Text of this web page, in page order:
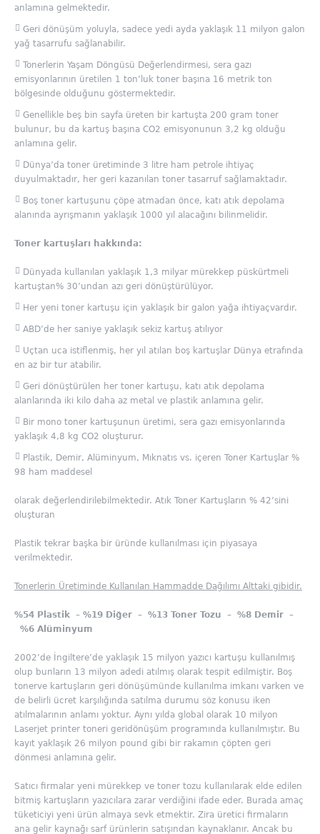
anlamına gelmektedir.
Geri dönüşüm yoluyla, sadece yedi ayda yaklaşık 11 milyon galon
yağ tasarrufu sağlanabilir.
Tonerlerin Yaşam Döngüsü Değerlendirmesi, sera gazı
emisyonlarının üretilen 1 ton’luk toner başına 16 metrik ton
bölgesinde olduğunu göstermektedir.
Genellikle beş bin sayfa üreten bir kartuşta 200 gram toner
bulunur, bu da kartuş başına CO2 emisyonunun 3,2 kg olduğu
anlamına gelir.
Dünya’da toner üretiminde 3 litre ham petrole ihtiyaç
duyulmaktadır, her geri kazanılan toner tasarruf sağlamaktadır.
Boş toner kartuşunu çöpe atmadan önce, katı atık depolama
alanında ayrışmanın yaklaşık 1000 yıl alacağını bilinmelidir.
Toner kartuşları hakkında:
Dünyada kullanılan yaklaşık 1,3 milyar mürekkep püskürtmeli
kartuştan% 30’undan azı geri dönüştürülüyor.
Her yeni toner kartuşu için yaklaşık bir galon yağa ihtiyaçvardır.
ABD’de her saniye yaklaşık sekiz kartuş atılıyor
Uçtan uca istiflenmiş, her yıl atılan boş kartuşlar Dünya etrafında
en az bir tur atabilir.
Geri dönüştürülen her toner kartuşu, katı atık depolama
alanlarında iki kilo daha az metal ve plastik anlamına gelir.
Bir mono toner kartuşunun üretimi, sera gazı emisyonlarında
yaklaşık 4,8 kg CO2 oluşturur.
Plastik, Demir, Alüminyum, Mıknatıs vs. içeren Toner Kartuşlar %
98 ham maddesel
olarak değerlendirilebilmektedir. Atık Toner Kartuşların % 42’sini
oluşturan
Plastik tekrar başka bir üründe kullanılması için piyasaya
verilmektedir.
Tonerlerin Üretiminde Kullanılan Hammadde Dağılımı Alttaki gibidir.
%54 Plastik – %19 Diğer – %13 Toner Tozu – %8 Demir –
%6 Alüminyum
2002’de İngiltere’de yaklaşık 15 milyon yazıcı kartuşu kullanılmış
olup bunların 13 milyon adedi atılmış olarak tespit edilmiştir. Boş
tonerve kartuşların geri dönüşümünde kullanılma imkanı varken ve
de belirli ücret karşılığında satılma durumu söz konusu iken
atılmalarının anlamı yoktur. Aynı yılda global olarak 10 milyon
Laserjet printer toneri geridönüşüm programında kullanılmıştır. Bu
kayıt yaklaşık 26 milyon pound gibi bir rakamın çöpten geri
dönmesi anlamına gelir.
Satıcı firmalar yeni mürekkep ve toner tozu kullanılarak elde edilen
bitmiş kartuşların yazıcılara zarar verdiğini ifade eder. Burada amaç
tüketiciyi yeni ürün almaya sevk etmektir. Zira üretici firmaların
ana gelir kaynağı sarf ürünlerin satışından kaynaklanır. Ancak bu